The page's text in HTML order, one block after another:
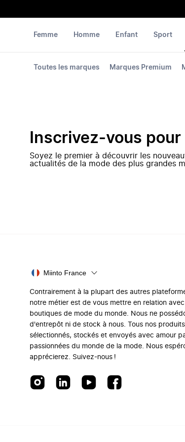
Femme Homme Enfant Sport
Toutes les marques Marques Premium
Inscrivez-vous
Soyez le premier à découvrir les
actualités de la mode des plus grandes
Miinto France
Contrairement à la plupart des autres
notre métier est de vous mettre en relation
boutiques de mode du monde. Nous ne
d'entrepôt ni de stock à nous. Tous nos
sélectionnés, stockés et envoyés avec amour
passionnées du monde de la mode. Nous
apprécierez. Suivez-nous !